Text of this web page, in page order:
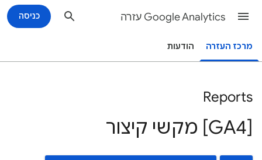
Google Analytics עזרה כניסה
מרכז העזרה הודעות
Reports
‫[GA4] מקשי קיצור